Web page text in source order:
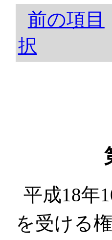
前の項目
択
平成18年
を受ける